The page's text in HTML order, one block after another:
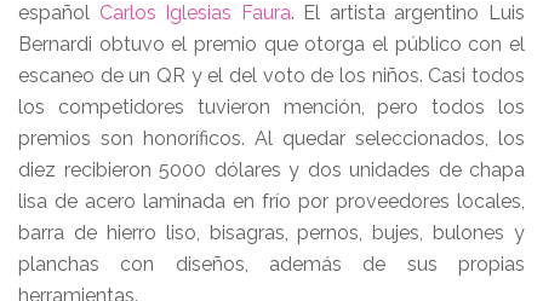
español Carlos Iglesias Faura. El artista argentino Luis
Bernardi obtuvo el premio que otorga el público con el
escaneo de un QR y el del voto de los niños. Casi todos
los competidores tuvieron mención, pero todos los
premios son honoríficos. Al quedar seleccionados, los
diez recibieron 5000 dólares y dos unidades de chapa
lisa de acero laminada en frío por proveedores locales,
barra de hierro liso, bisagras, pernos, bujes, bulones y
planchas con diseños, además de sus propias
herramientas.